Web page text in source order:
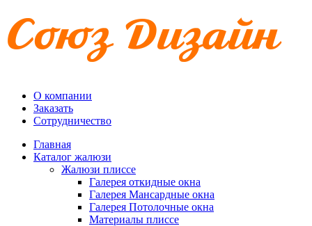
О компании
Заказать
Сотрудничество
Главная
Каталог жалюзи
Жалюзи плиссе
Галерея откидные окна
Галерея Мансардные окна
Галерея Потолочные окна
Материалы плиссе